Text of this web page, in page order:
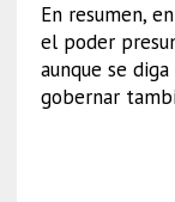
En resumen,
el poder
aunque se diga
gobernar